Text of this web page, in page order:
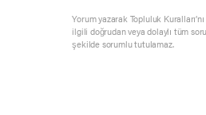
Yorum yazarak Topluluk
ilgili doğrudan veya dolaylı tüm
şekilde sorumlu tutulamaz.